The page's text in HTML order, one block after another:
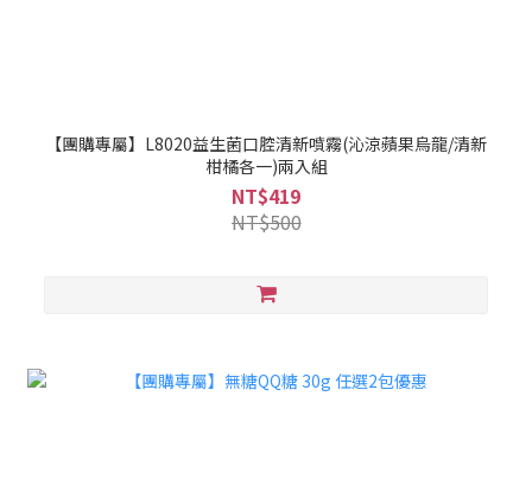
【團購專屬】L8020益生菌口腔清新噴霧(沁涼蘋果烏龍/清新
柑橘各一)兩入組
NT$419
NT$500